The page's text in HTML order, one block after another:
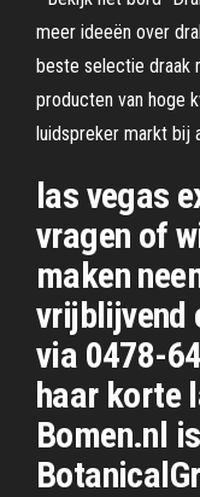
meer ideeën over
beste selectie draak
producten van hoge
luidspreker markt bij
las vegas
vragen of
maken
vrijblijvend
via 0478-
haar korte
Bomen.nl